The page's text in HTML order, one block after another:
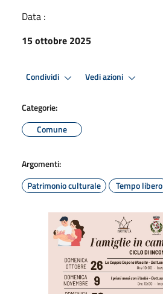
Data :
15 ottobre 2025
Condividi Vedi azioni
Categorie:
Comune
Argomenti:
Patrimonio culturale
Tempo libero